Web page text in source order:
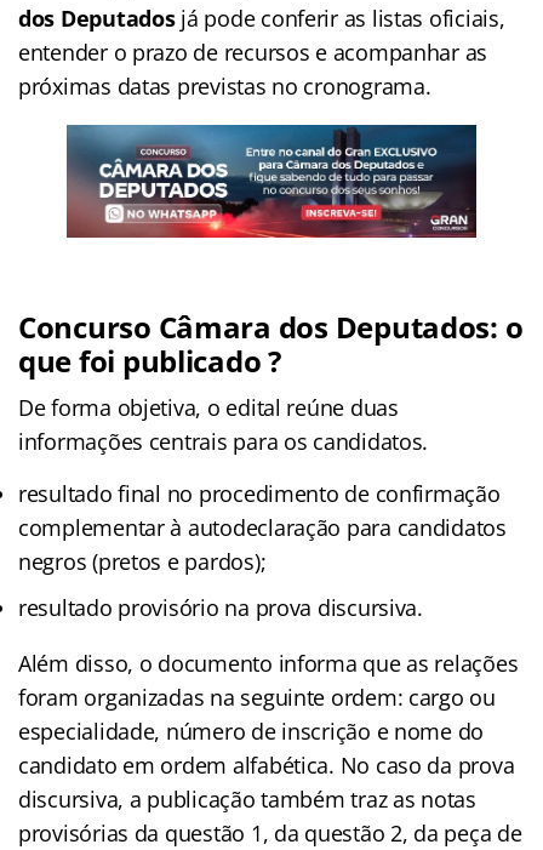
dos Deputadosjá pode conferir as listas oficiais,
entender o prazo de recursos e acompanhar as
próximas datas previstas no cronograma.
Concurso Câmara dos Deputados: o
que foi publicado ?
De forma objetiva, o edital reúne duas
informações centrais para os candidatos.
resultado final no procedimento de confirmação
complementar à autodeclaração para candidatos
negros (pretos e pardos);
resultado provisório na prova discursiva.
Além disso, o documento informa que as relações
foram organizadas na seguinte ordem: cargo ou
especialidade, número de inscrição e nome do
candidato em ordem alfabética. No caso da prova
discursiva, a publicação também traz as notas
provisórias da questão 1, da questão 2, da peça de